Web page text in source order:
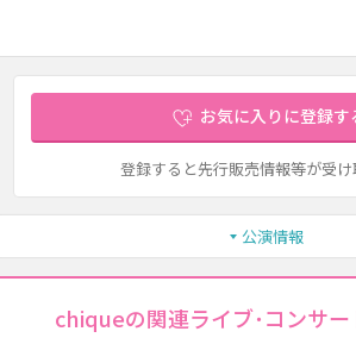
お気に入りに登録す
登録すると先行販売情報等が受
公演情報
chiqueの関連ライブ･コンサー